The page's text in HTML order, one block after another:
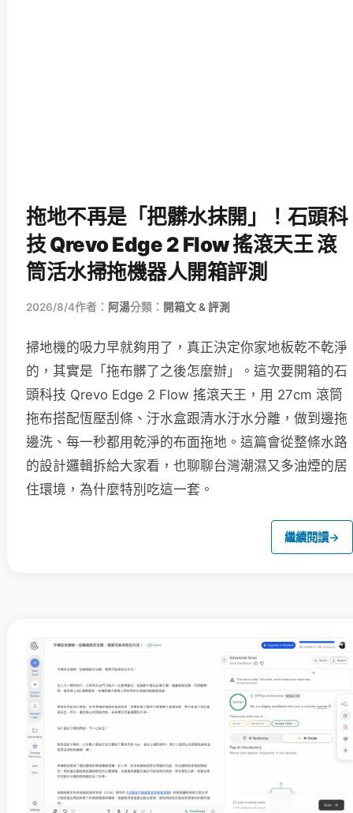
拖地不再是「把髒水抹開」！石頭科
技 Qrevo Edge 2 Flow 搖滾天王 滾
筒活水掃拖機器人開箱評測
2026/8/4作者： 阿湯分類： 開箱文 & 評測
掃地機的吸力早就夠用了，真正決定你家地板乾不乾淨
的，其實是「拖布髒了之後怎麼辦」。這次要開箱的石
頭科技 Qrevo Edge 2 Flow 搖滾天王，用 27cm 滾筒
拖布搭配恆壓刮條、汙水盒跟清水汙水分離，做到邊拖
邊洗、每一秒都用乾淨的布面拖地。這篇會從整條水路
的設計邏輯拆給大家看，也聊聊台灣潮濕又多油煙的居
住環境，為什麼特別吃這一套。
繼續閱讀→